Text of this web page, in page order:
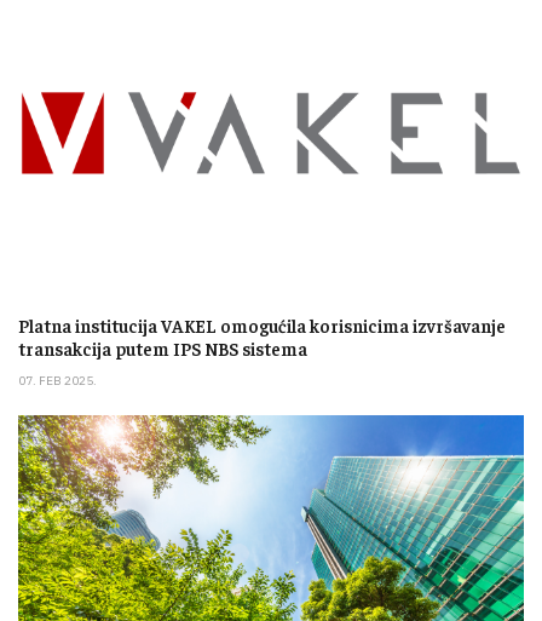
Platna institucija VAKEL omogućila korisnicima izvršavanje
transakcija putem IPS NBS sistema
07. FEB 2025.